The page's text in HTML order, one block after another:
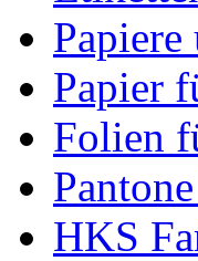
Papier
Folien
HKS